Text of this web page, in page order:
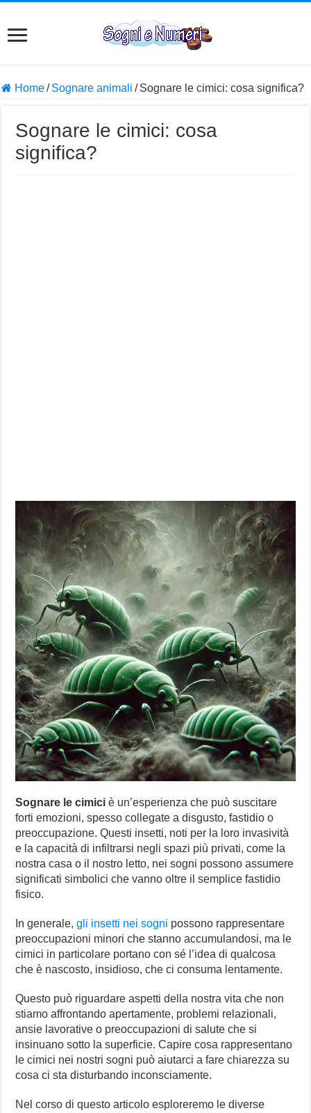
Home/ Sognare animali / Sognare le cimici: cosa significa?
Sognare le cimici: cosa
significa?
Sognare le cimici è un’esperienza che può suscitare
forti emozioni, spesso collegate a disgusto, fastidio o
preoccupazione. Questi insetti, noti per la loro invasività
e la capacità di infiltrarsi negli spazi più privati, come la
nostra casa o il nostro letto, nei sogni possono assumere
significati simbolici che vanno oltre il semplice fastidio
fisico.
In generale,gli insetti nei sogni possono rappresentare
preoccupazioni minori che stanno accumulandosi, ma le
cimici in particolare portano con sé l’idea di qualcosa
che è nascosto, insidioso, che ci consuma lentamente.
Questo può riguardare aspetti della nostra vita che non
stiamo affrontando apertamente, problemi relazionali,
ansie lavorative o preoccupazioni di salute che si
insinuano sotto la superficie. Capire cosa rappresentano
le cimici nei nostri sogni può aiutarci a fare chiarezza su
cosa ci sta disturbando inconsciamente.
Nel corso di questo articolo esploreremo le diverse